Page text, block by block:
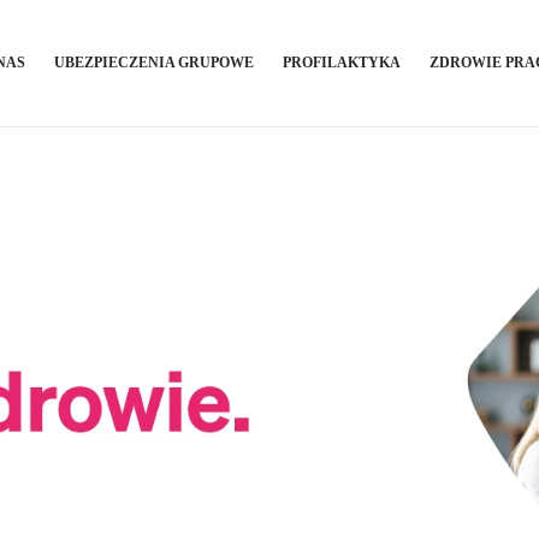
UBEZPIECZENIA GRUPOWE PROFILAKTYKA ZDROWIE